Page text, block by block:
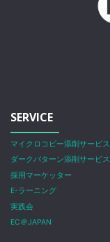
SERVICE
マイクロコピー添削サービス
ダークパターン添削サービス
採用マーケッター
E-ラーニング
実践会
EC＠JAPAN